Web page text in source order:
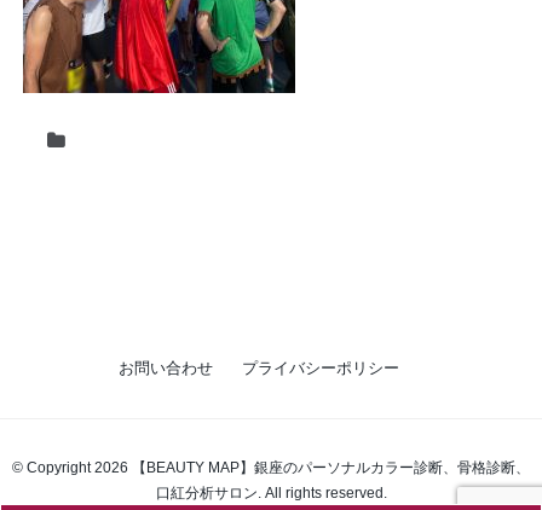
お問い合わせ プライバシーポリシー
© Copyright 2026 【BEAUTY MAP】銀座のパーソナルカラー診断、骨格診断、
口紅分析サロン. All rights reserved.